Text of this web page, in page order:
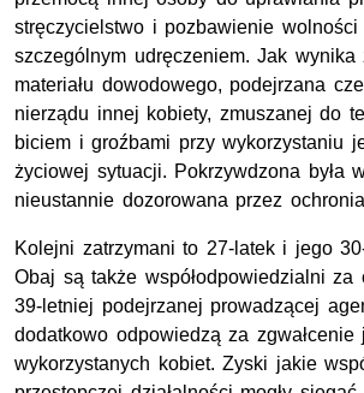
stręczycielstwo i pozbawienie
szczególnym udręczeniem. Jak wynika
materiału dowodowego, podejrzana
nierządu innej kobiety, zmuszanej do
biciem i groźbami przy wykorzystaniu
życiowej sytuacji. Pokrzywdzona była
nieustannie dozorowana przez
Kolejni zatrzymani to 27-latek i jego
Obaj są także współodpowiedzialni za
39-letniej podejrzanej prowadzącej
dodatkowo odpowiedzą za zgwałcenie
wykorzystanych kobiet. Zyski jakie